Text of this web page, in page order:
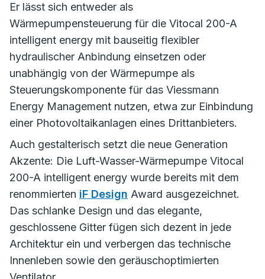
Er lässt sich entweder als
Wärmepumpensteuerung für die Vitocal 200-A
intelligent energy mit bauseitig flexibler
hydraulischer Anbindung einsetzen oder
unabhängig von der Wärmepumpe als
Steuerungskomponente für das Viessmann
Energy Management nutzen, etwa zur Einbindung
einer Photovoltaikanlagen eines Drittanbieters.
Auch gestalterisch setzt die neue Generation
Akzente: Die Luft-Wasser-Wärmepumpe Vitocal
200-A intelligent energy wurde bereits mit dem
renommierten iF Design Award ausgezeichnet.
Das schlanke Design und das elegante,
geschlossene Gitter fügen sich dezent in jede
Architektur ein und verbergen das technische
Innenleben sowie den geräuschoptimierten